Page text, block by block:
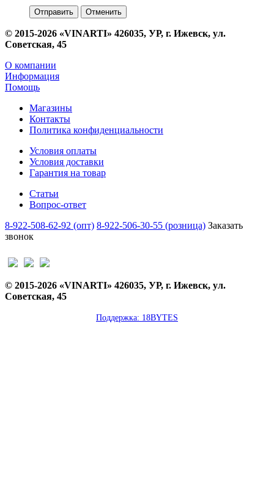
Отменить
© 2015-2026 «VINARTI» 426035, УР, г. Ижевск, ул.
Советская, 45
О компании
Информация
Помощь
Магазины
Контакты
Политика конфиденциальности
Условия оплаты
Условия доставки
Гарантия на товар
Статьи
Вопрос-ответ
8-922-508-62-92 (опт) 8-922-506-30-55 (розница) Заказать
звонок
© 2015-2026 «VINARTI» 426035, УР, г. Ижевск, ул.
Советская, 45
Поддержка: 18BYTES